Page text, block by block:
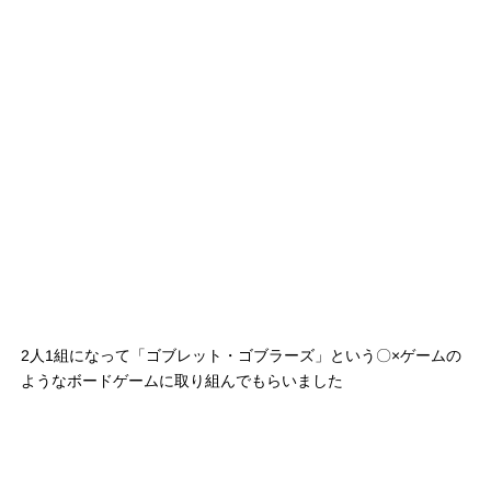
2人1組になって「ゴブレット・ゴブラーズ」という〇×ゲームの
ようなボードゲームに取り組んでもらいました